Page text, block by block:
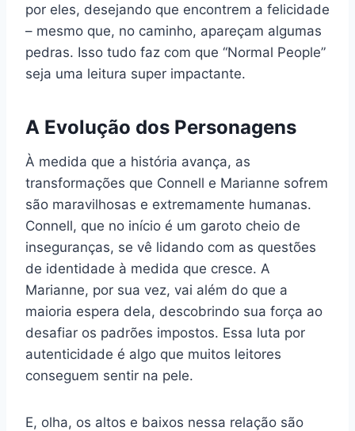
por eles, desejando que encontrem a felicidade
– mesmo que, no caminho, apareçam algumas
pedras. Isso tudo faz com que “Normal People”
seja uma leitura super impactante.
A Evolução dos Personagens
À medida que a história avança, as
transformações que Connell e Marianne sofrem
são maravilhosas e extremamente humanas.
Connell, que no início é um garoto cheio de
inseguranças, se vê lidando com as questões
de identidade à medida que cresce. A
Marianne, por sua vez, vai além do que a
maioria espera dela, descobrindo sua força ao
desafiar os padrões impostos. Essa luta por
autenticidade é algo que muitos leitores
conseguem sentir na pele.
E, olha, os altos e baixos nessa relação são